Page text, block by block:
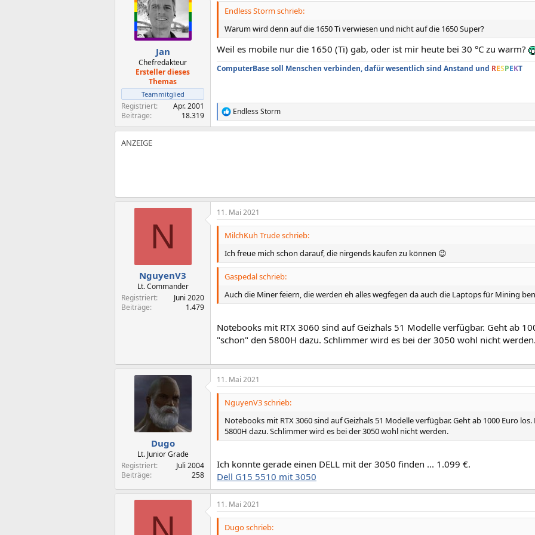
n
e
n
Jan
Chefredakteur
Ersteller dieses
Themas
Teammitglied
Registriert
Apr. 2001
Beiträge
18.319
Endless Storm schrieb:
Warum wird denn auf die 1650 Ti verwiesen und nicht auf die 1650 Super?
Weil es mobile nur die 1650 (Ti) gab, oder ist mir heute bei 30 °C zu warm?
ComputerBase soll Menschen verbinden, dafür wesentlich sind Anstand und RESPEKT
R
e
a
n
:
Endless Storm
N
NguyenV3
Lt. Commander
Registriert
Juni 2020
Beiträge
1.479
11. Mai 2021
MilchKuh Trude schrieb:
Ich freue mich schon darauf, die nirgends kaufen zu können 😉
Gaspedal schrieb:
Auch die Miner feiern, die werden eh alles wegfegen da auch die Laptops für Mining
Notebooks mit RTX 3060 sind auf Geizhals 51 Modelle verfügbar. Geht ab
"schon" den 5800H dazu. Schlimmer wird es bei der 3050 wohl nicht
Dugo
Lt. Junior Grade
Registriert
Juli 2004
Beiträge
258
11. Mai 2021
NguyenV3 schrieb:
Notebooks mit RTX 3060 sind auf Geizhals 51 Modelle verfügbar. Geht ab 1000 Euro
5800H dazu. Schlimmer wird es bei der 3050 wohl nicht werden.
Ich konnte gerade einen DELL mit der 3050 finden ... 1.099 €.
Dell G15 5510 mit 3050
11. Mai 2021
Dugo schrieb: